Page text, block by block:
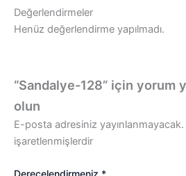
Değerlendirmeler
Henüz değerlendirme yapılmadı.
“Sandalye-128” için yorum
olun
E-posta adresiniz yayınlanmayacak.
işaretlenmişlerdir